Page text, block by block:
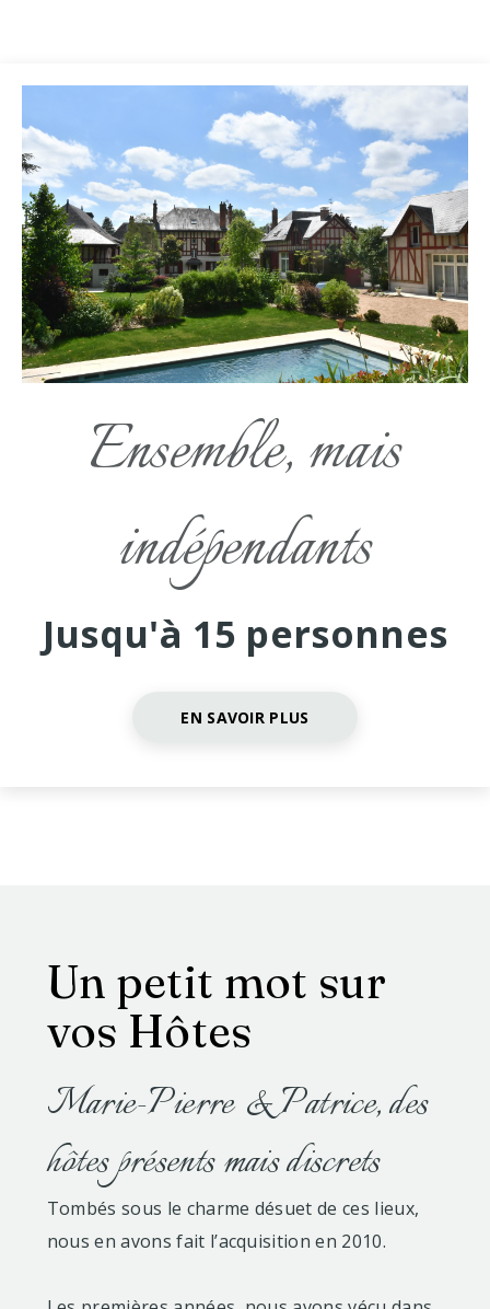
Ensemble, mais
indépendants
Jusqu'à 15 personnes
EN SAVOIR PLUS
Un petit mot sur
vos Hôtes
​Marie-Pierre & Patrice, des
hôtes présents mais discrets
Tombés sous le charme désuet de ces lieux,
nous en avons fait l’acquisition en 2010.